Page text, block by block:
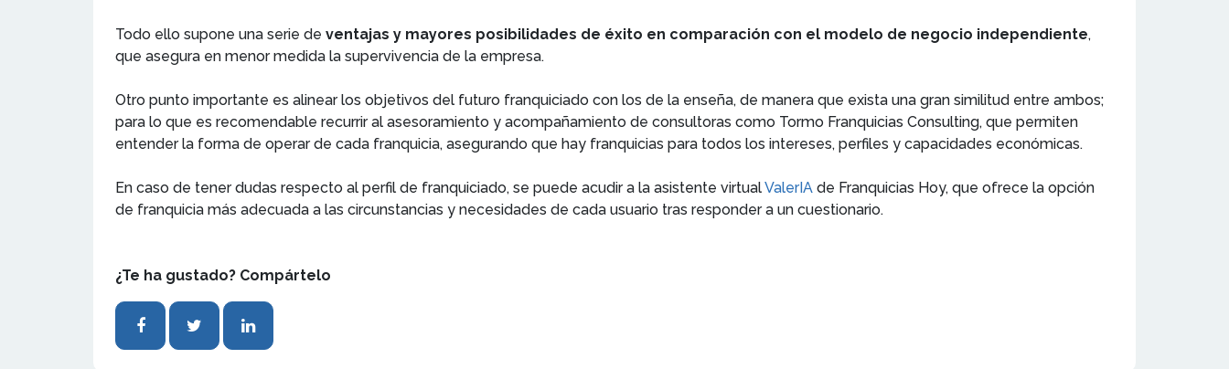
Todo ello supone una serie de ventajas y mayores posibilidades de éxito en comparación con el modelo de negocio independiente,
que asegura en menor medida la supervivencia de la empresa.
Otro punto importante es alinear los objetivos del futuro franquiciado con los de la enseña, de manera que exista una gran similitud entre ambos;
para lo que es recomendable recurrir al asesoramiento y acompañamiento de consultoras como Tormo Franquicias Consulting, que permiten
entender la forma de operar de cada franquicia, asegurando que hay franquicias para todos los intereses, perfiles y capacidades económicas.
En caso de tener dudas respecto al perfil de franquiciado, se puede acudir a la asistente virtualValerIA de Franquicias Hoy, que ofrece la opción
de franquicia más adecuada a las circunstancias y necesidades de cada usuario tras responder a un cuestionario.
¿Te ha gustado? Compártelo